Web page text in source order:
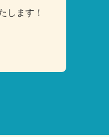
します！